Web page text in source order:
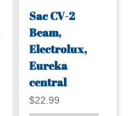
Sac CV-2
Beam,
Electrolux,
Eureka
central
$22.99